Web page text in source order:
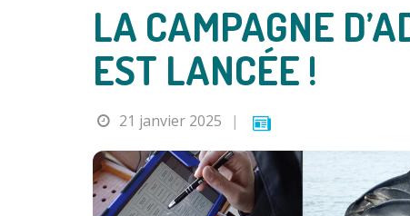
LA CAMPAGNE
EST LANCÉE !
21 janvier 2025 |